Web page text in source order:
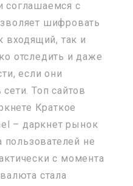
соглашаемся с
шифровать
входящий, так и
отследить и даже
если они
Топ сайтов
Краткое
– даркнет рынок
пользователей не
с момента
стала